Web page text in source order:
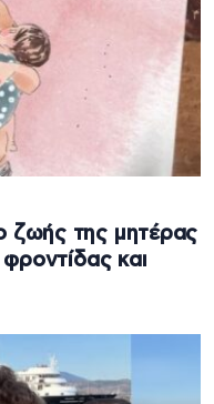
της μητέρας
και